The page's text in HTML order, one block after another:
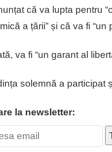
că va lupta pentru
a țării” și că va fi
va fi “un garant al
solemnă a participat
la newsletter: